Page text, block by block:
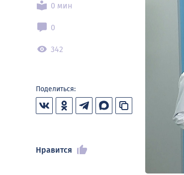
0 мин
0
342
Поделиться:
Нравится